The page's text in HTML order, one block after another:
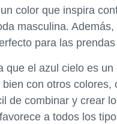
color que inspira
masculina.
para las
que el azul cielo es
con otros
de combinar y crear
a todos los